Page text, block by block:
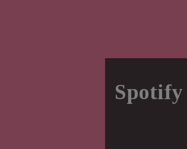
Spotify